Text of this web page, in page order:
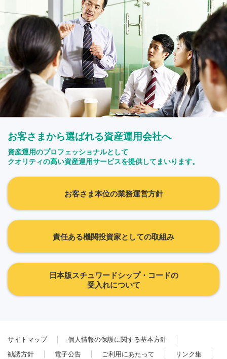
お客さまから選ばれる資産運用会社へ
資産運用のプロフェッショナルとして
クオリティの高い資産運用サービスを提供してまいります。
お客さま本位の業務運営方針
責任ある機関投資家としての取組み
日本版スチュワードシップ・コードの
受入れについて
サイトマップ
個人情報の保護に関する基本方針
勧誘方針
電子公告 ご利用にあたって リンク集